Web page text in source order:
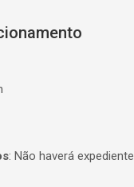
: Não haverá expediente